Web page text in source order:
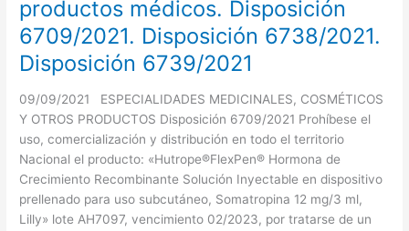
productos médicos. Disposición
6709/2021. Disposición 6738/2021.
Disposición 6739/2021
09/09/2021 ESPECIALIDADES MEDICINALES, COSMÉTICOS
Y OTROS PRODUCTOS Disposición 6709/2021 Prohíbese el
uso, comercialización y distribución en todo el territorio
Nacional el producto: «Hutrope®FlexPen® Hormona de
Crecimiento Recombinante Solución Inyectable en dispositivo
prellenado para uso subcutáneo, Somatropina 12 mg/3 ml,
Lilly» lote AH7097, vencimiento 02/2023, por tratarse de un
distribución
de
determinados
y
productos
médicos.
Disposición
6709/2021.
Disposición
6738/2021.